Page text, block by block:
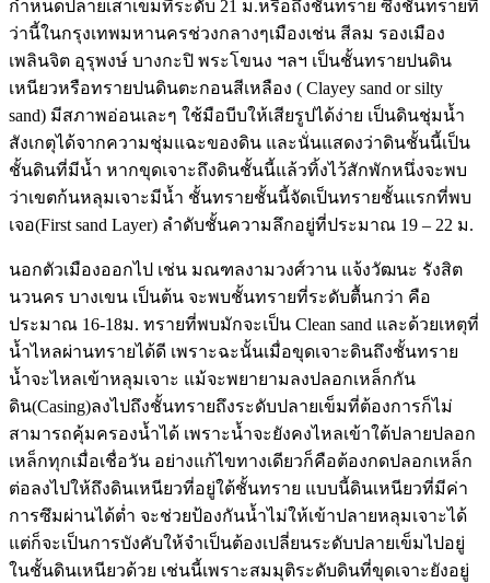
กำหนดปลายเสาเข็มที่ระดับ 21 ม.หรือถึงชั้นทราย ซึ่งชั้นทรายที่
ว่านี้ในกรุงเทพมหานครช่วงกลางๆเมืองเช่น สีลม รองเมือง
เพลินจิต อุรุพงษ์ บางกะปิ พระโขนง ฯลฯ เป็นชั้นทรายปนดิน
เหนียวหรือทรายปนดินตะกอนสีเหลือง ( Clayey sand or silty
sand) มีสภาพอ่อนเละๆ ใช้มือบีบให้เสียรูปได้ง่าย เป็นดินชุ่มน้ำ
สังเกตุได้จากความชุ่มแฉะของดิน และนั่นแสดงว่าดินชั้นนี้เป็น
ชั้นดินที่มีน้ำ หากขุดเจาะถึงดินชั้นนี้แล้วทิ้งไว้สักพักหนึ่งจะพบ
ว่าเขตก้นหลุมเจาะมีน้ำ ชั้นทรายชั้นนี้จัดเป็นทรายชั้นแรกที่พบ
เจอ(First sand Layer) ลำดับชั้นความลึกอยู่ที่ประมาณ 19 – 22 ม.
นอกตัวเมืองออกไป เช่น มณฑลงามวงศ์วาน แจ้งวัฒนะ รังสิต
นวนคร บางเขน เป็นต้น จะพบชั้นทรายที่ระดับตื้นกว่า คือ
ประมาณ 16-18ม. ทรายที่พบมักจะเป็น Clean sand และด้วยเหตุที่
น้ำไหลผ่านทรายได้ดี เพราะฉะนั้นเมื่อขุดเจาะดินถึงชั้นทราย
น้ำจะไหลเข้าหลุมเจาะ แม้จะพยายามลงปลอกเหล็กกัน
ดิน(Casing)ลงไปถึงชั้นทรายถึงระดับปลายเข็มที่ต้องการก็ไม่
สามารถคุ้มครองน้ำได้ เพราะน้ำจะยังคงไหลเข้าใต้ปลายปลอก
เหล็กทุกเมื่อเชื่อวัน อย่างแก้ไขทางเดียวก็คือต้องกดปลอกเหล็ก
ต่อลงไปให้ถึงดินเหนียวที่อยู่ใต้ชั้นทราย แบบนี้ดินเหนียวที่มีค่า
การซึมผ่านได้ต่ำ จะช่วยป้องกันน้ำไม่ให้เข้าปลายหลุมเจาะได้
แต่ก็จะเป็นการบังคับให้จำเป็นต้องเปลี่ยนระดับปลายเข็มไปอยู่
ในชั้นดินเหนียวด้วย เช่นนี้เพราะสมมุติระดับดินที่ขุดเจาะยังอยู่